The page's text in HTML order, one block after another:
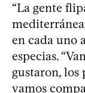
“La gente
en cada uno
especias.
gustaron, los
vamos